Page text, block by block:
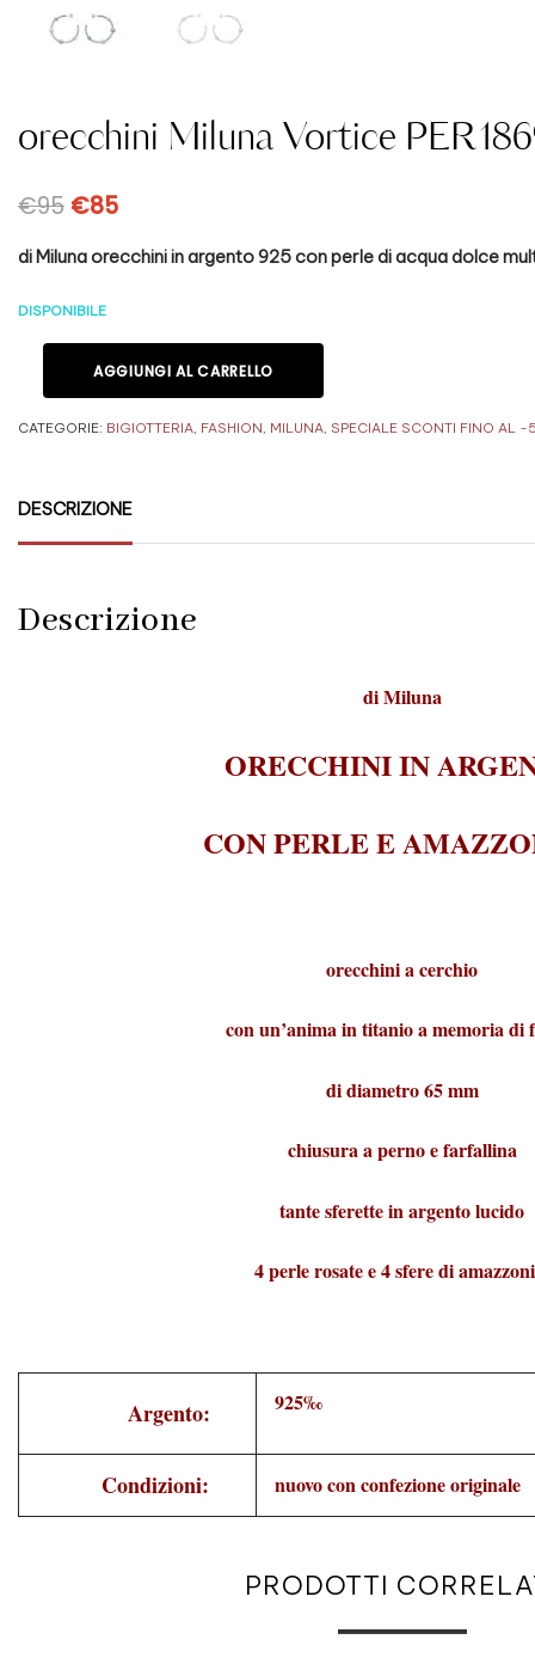
orecchini Miluna Vortice
€95 €85
di Miluna orecchini in argento 925 con perle di acqua dolce
DISPONIBILE
AGGIUNGI AL CARRELLO
CATEGORIE: BIGIOTTERIA, FASHION, MILUNA, SPECIALE SCONTI FINO AL -
DESCRIZIONE
Descrizione
diMiluna
ORECCHINI IN
CON PERLE E
orecchini a cerchio
con un’anima in titanio a memoria di
di diametro 65 mm
chiusura a perno e farfallina
tante sferette in argento lucido
4 perle rosate e 4 sfere di
Argento: 925‰
Condizioni: nuovo con confezione originale
PRODOTTI